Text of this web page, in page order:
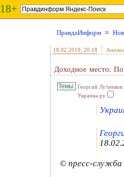
18+
ПравдаИнформ ≈
18.02.2019 , 20:18
Доходное место.
Георгий Лучников
Украина.ру
© пресс-служба